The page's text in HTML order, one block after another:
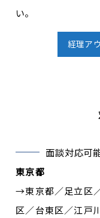
い。
経理ア
面談対応可
東京都
→東京都／足立区
区／台東区／江戸